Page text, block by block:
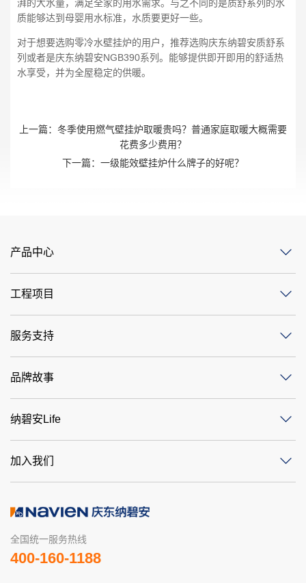
湃的大水量，满足全家的用水需求。与之不同的是质舒系列的水
质能够达到母婴用水标准，水质要更好一些。
对于想要选购零冷水壁挂炉的用户，推荐选购庆东纳碧安质舒系
列或者是庆东纳碧安NGB390系列。能够提供即开即用的舒适热
水享受，并为全屋稳定的供暖。
上一篇： 冬季使用燃气壁挂炉取暖贵吗？普通家庭取暖大概需要
花费多少费用？
下一篇： 一级能效壁挂炉什么牌子的好呢？
产品中心
工程项目
服务支持
品牌故事
纳碧安Life
加入我们
全国统一服务热线
400-160-1188